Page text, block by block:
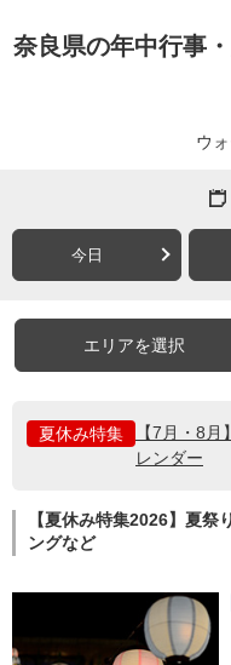
奈良県の年中行事
ウ
今日
エリアを選択
夏休み特集
【7月・8
レンダー
【夏休み特集2026】夏
ングなど